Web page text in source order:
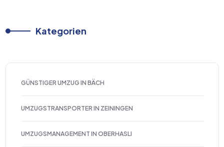
Kategorien
GÜNSTIGER UMZUG IN BÄCH
UMZUGSTRANSPORTER IN ZEININGEN
UMZUGSMANAGEMENT IN OBERHASLI